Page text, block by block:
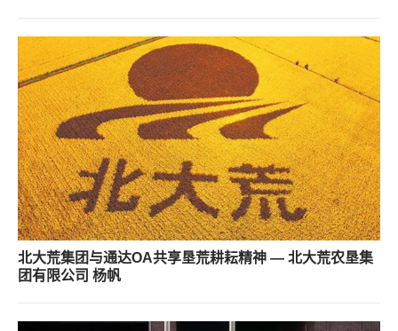
北大荒集团与通达OA共享垦荒耕耘精神 — 北大荒农垦集
团有限公司 杨帆